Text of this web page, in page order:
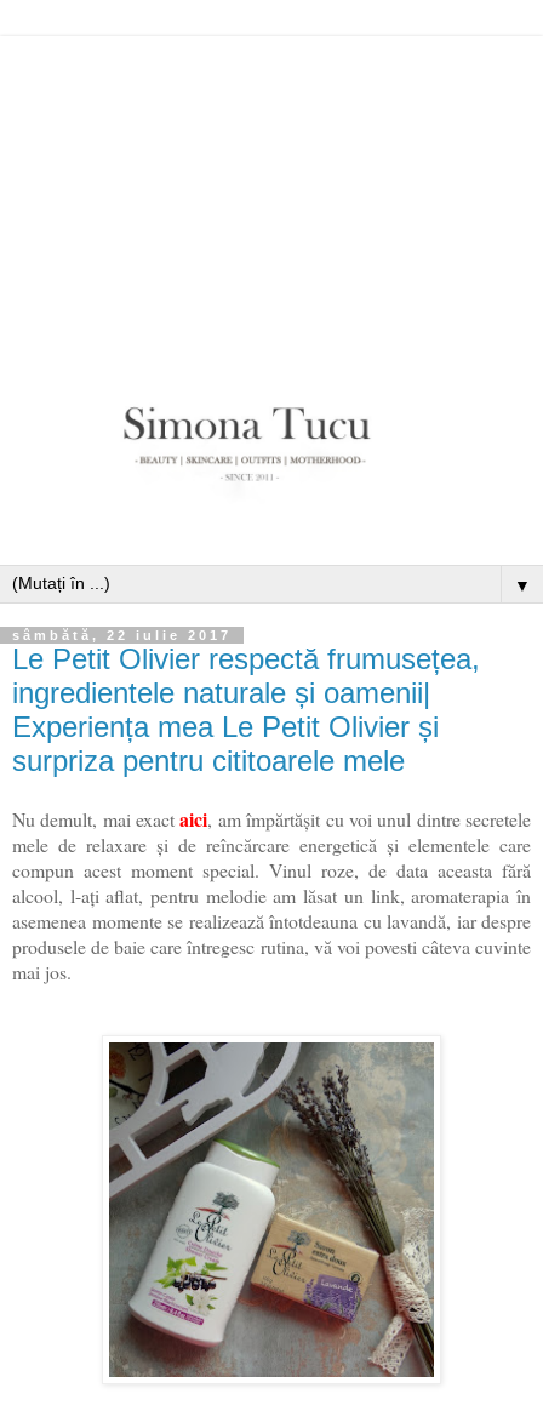
▼
sâmbătă, 22 iulie 2017
Le Petit Olivier respectă frumusețea,
ingredientele naturale și oamenii|
Experiența mea Le Petit Olivier și
surpriza pentru cititoarele mele
Nu demult, mai exactaici, am împărtășit cu voi unul dintre secretele
mele de relaxare și de reîncărcare energetică și elementele care
compun acest moment special. Vinul roze, de data aceasta fără
alcool, l-ați aflat, pentru melodie am lăsat un link, aromaterapia în
asemenea momente se realizează întotdeauna cu lavandă, iar despre
produsele de baie care întregesc rutina, vă voi povesti câteva cuvinte
mai jos.